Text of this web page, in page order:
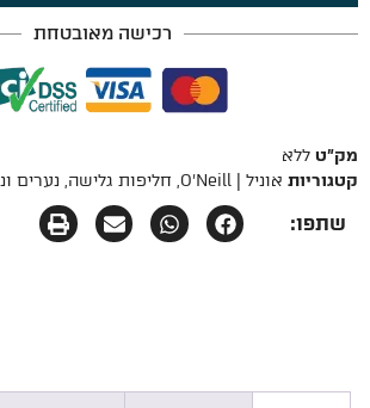
רכישה מאובטחת
מק"ט ללא
קטגוריות אוניל | O'Neill , חליפות גלישה, נערים
שתפו: